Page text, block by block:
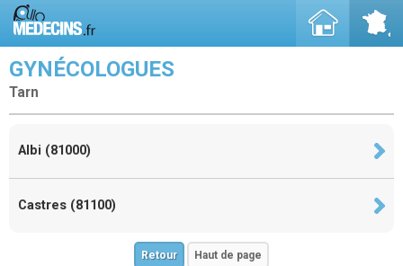
GYNÉCOLOGUES
Tarn
Albi (81000)
Castres (81100)
Retour Haut de page